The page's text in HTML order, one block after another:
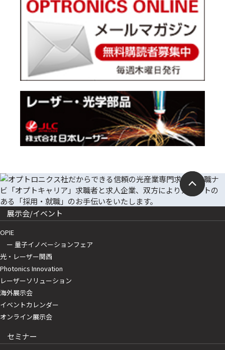
展示会/イベント
OPIE
ー 量子イノベーションフェア
光・レーザー関西
Photonics Innovation
レーザーソリューション
海外展示会
イベントカレンダー
オンライン展示会
セミナー